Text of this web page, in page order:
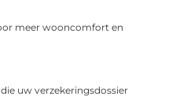
meer wooncomfort en
uw verzekeringsdossier